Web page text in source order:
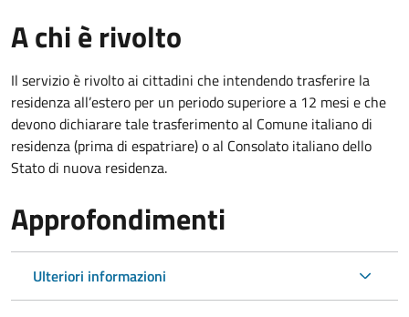
A chi è rivolto
Il servizio è rivolto ai cittadini che intendendo trasferire la
residenza all’estero per un periodo superiore a 12 mesi e che
devono dichiarare tale trasferimento al Comune italiano di
residenza (prima di espatriare) o al Consolato italiano dello
Stato di nuova residenza.
Approfondimenti
Ulteriori informazioni